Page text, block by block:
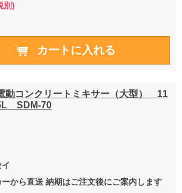
別)
動コンクリートミキサー（大型） 11
SDM-70
ーから直送 納期はご注文後にご案内します